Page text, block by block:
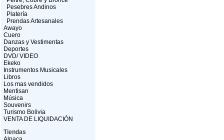
Pesebres Andinos
Platería
Prendas Artesanales
Awayo
Cuero
Danzas y Vestimentas
Deportes
DVD/ VIDEO
Ekeko
Instrumentos Musicales
Libros
Los mas vendidos
Mentisan
Música
Souvenirs
Turismo Bolivia
VENTA DE LIQUIDACIÓN
Tiendas